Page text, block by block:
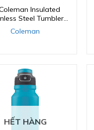
Insulated
Steel Tumbler
(600ml)
Coleman
HẾT HÀNG